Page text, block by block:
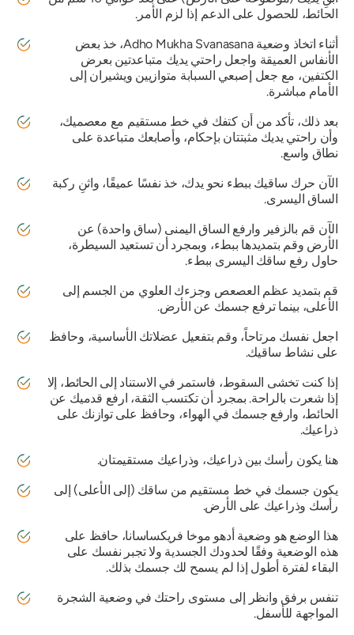
الحائط، للحصول على الدعم إذا لزم الأمر.
أثناء اتخاذ وضعية Adho Mukha Svanasana، خذ بعض
الأنفاس العميقة واجعل راحتي يديك متباعدتين بعرض
الكتفين، مع جعل إصبعي السبابة متوازيين ويشيران إلى
الأمام مباشرة.
بعد ذلك، تأكد من أن كتفك في خط مستقيم مع معصميك،
وأن راحتي يديك مثبتتان بإحكام، وأصابعك متباعدة على
نطاق واسع.
الآن حرك ساقيك ببطء نحو يدك، خذ نفسًا عميقًا، واثنِ ركبة
الساق اليسرى.
الآن قم بالزفير وارفع الساق اليمنى (ساق واحدة) عن
الأرض وقم بتمديدها ببطء، وبمجرد أن تستعيد السيطرة،
حاول رفع ساقك اليسرى ببطء.
قم بتمديد عظم العصعص وجزءك العلوي من الجسم إلى
الأعلى، بينما ترفع جسمك عن الأرض.
اجعل نفسك مرتاحاً، وقم بتفعيل عضلاتك الأساسية، وحافظ
على نشاط ساقيك.
إذا كنت تخشى السقوط، فاستمر في الاستناد إلى الحائط، إلا
إذا شعرت بالراحة. بمجرد أن تكتسب الثقة، ارفع قدميك عن
الحائط، وارفع جسمك في الهواء، وحافظ على توازنك على
ذراعيك.
هنا يكون رأسك بين ذراعيك، وذراعيك مستقيمتان.
يكون جسمك في خط مستقيم من ساقك (إلى الأعلى) إلى
رأسك وذراعيك على الأرض.
هذا الوضع هو وضعيةأدهو موخا فريكساسانا،حافظ على
هذه الوضعية وفقًا لحدودك الجسدية ولا تجبر نفسك على
البقاء لفترة أطول إذا لم يسمح لك جسمك بذلك.
تنفس برفق وانظر إلى مستوى راحتك في وضعية الشجرة
المواجهة للأسفل.